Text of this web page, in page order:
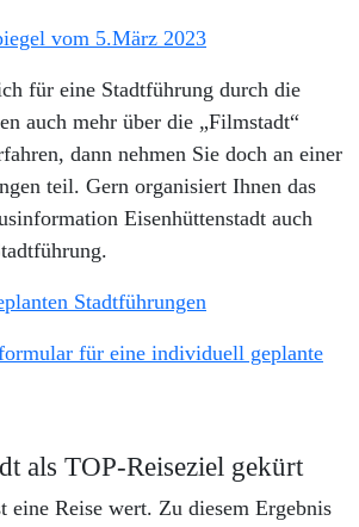
vom 5.März 2023
für eine Stadtführung durch die
auch mehr über die „Filmstadt“
dann nehmen Sie doch an einer
teil. Gern organisiert Ihnen das
Eisenhüttenstadt auch
Stadtführungen
für eine individuell geplante
als TOP-Reiseziel gekürt
eine Reise wert. Zu diesem Ergebnis